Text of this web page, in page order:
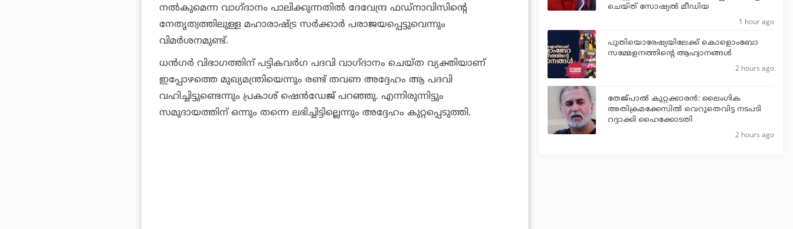
നല്‍കുമെന്ന വാഗ്ദാനം പാലിക്കുന്നതില്‍ ദേവേന്ദ്ര ഫഡ്‌നാവിസിന്റെ
നേതൃത്വത്തിലുള്ള മഹാരാഷ്ട്ര സര്‍ക്കാര്‍ പരാജയപ്പെട്ടുവെന്നും
വിമര്‍ശനമുണ്ട്.
ധന്‍ഗര്‍ വിഭാഗത്തിന് പട്ടികവര്‍ഗ പദവി വാഗ്ദാനം ചെയ്ത വ്യക്തിയാണ്
ഇപ്പോഴത്തെ മുഖ്യമന്ത്രിയെന്നും രണ്ട് തവണ അദ്ദേഹം ആ പദവി
വഹിച്ചിട്ടുണ്ടെന്നും പ്രകാശ് ഷെന്‍ഡേജ് പറഞ്ഞു. എന്നിരുന്നിട്ടും
സമുദായത്തിന് ഒന്നും തന്നെ ലഭിച്ചിട്ടില്ലെന്നും അദ്ദേഹം കുറ്റപ്പെടുത്തി.
ചെയ്ത് സോഷ്യല്‍ മീഡിയ
1 hour ago
പുതിയൊരേഷ്യയിലേക്ക് കൊളൊംബോ
സമ്മേളനത്തിന്റെ ആഹ്വാനങ്ങള്‍
2 hours ago
തേജ്പാല്‍ കുറ്റക്കാരന്‍: ലൈംഗിക
അതിക്രമക്കേസില്‍ വെറുതെവിട്ട നടപടി
റദ്ദാക്കി ഹൈക്കോടതി
2 hours ago